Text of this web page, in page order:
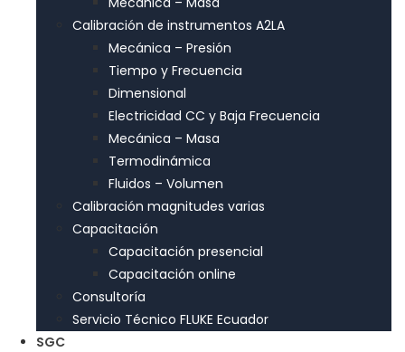
Calibración de instrumentos A2LA
Mecánica – Presión
Tiempo y Frecuencia
Dimensional
Electricidad CC y Baja Frecuencia
Mecánica – Masa
Termodinámica
Fluidos – Volumen
Calibración magnitudes varias
Capacitación
Capacitación presencial
Capacitación online
Consultoría
Servicio Técnico FLUKE Ecuador
SGC